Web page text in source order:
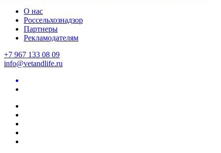
О нас
Россельхознадзор
Партнеры
Рекламодателям
+7 967 133 08 09
info@vetandlife.ru